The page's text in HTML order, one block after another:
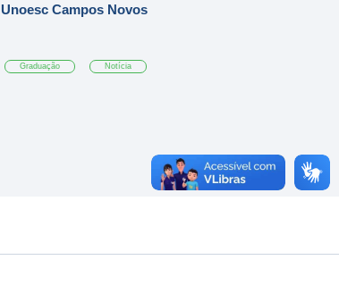
Unoesc Campos Novos
Graduação Notícia